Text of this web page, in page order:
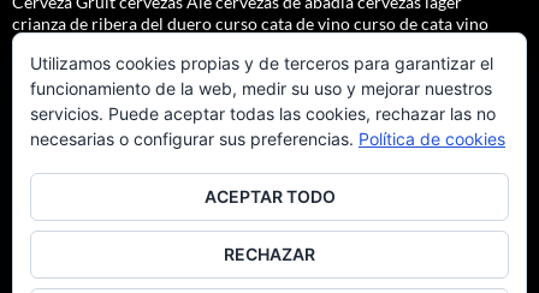
crianza de ribera del duerocurso cata de vinocurso de cata vino
Denominación de Origen Ribera del Duero
eventos de autoreventos madrid Godello lúpulo
martueMESÓN DEL CID Nacho Terolpilsner urquell
restaurante madridrestaurantes alrededores madrid
restaurantes madrid saaz salir madrid staropramen
tapear en Madridteam building
Vinos de Ribera del DueroVinos Tintos Andaluces
Utilizamos cookies propias y de terceros para garantizar el
funcionamiento de la web, medir su uso y mejorar nuestros
servicios. Puede aceptar todas las cookies, rechazar las no
necesarias o configurar sus preferencias. Política de cookies
ACEPTAR TODO
RECHAZAR